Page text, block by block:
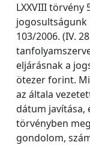
LXXVIII törvény
jogosultságunk
103/2006. (IV.
eljárásnak a
ötezer forint.
az általa
dátum javítása,
törvényben
gondolom,